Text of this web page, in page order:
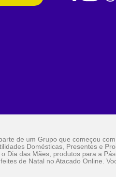
de um Grupo que começou
Domésticas, Presentes e
Dia das Mães, produtos para a
de Natal no Atacado Online.